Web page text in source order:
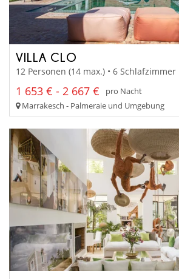
VILLA CLO
12 Personen (14 max.) • 6
1 653 € - 2 667 €
pro Nacht
Marrakesch - Palmeraie und Umgebung